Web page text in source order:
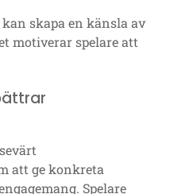
skapa en känsla av
motiverar spelare att
att ge konkreta
Spelare